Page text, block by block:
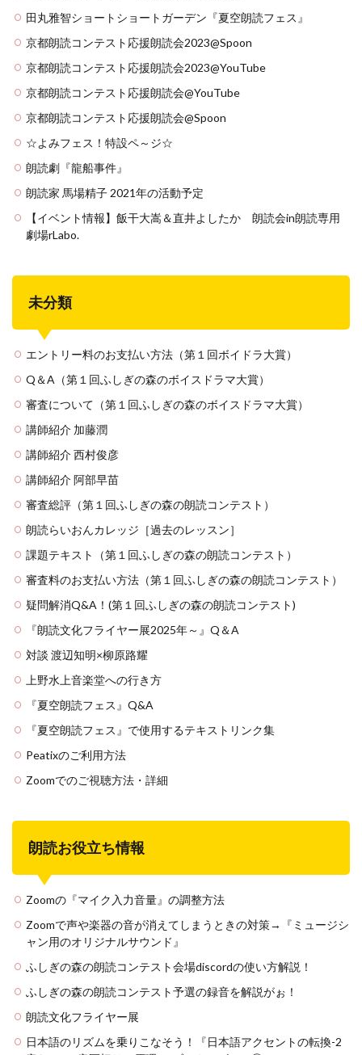
田丸雅智ショートショートガーデン『夏空朗読フェス』
京都朗読コンテスト応援朗読会2023@Spoon
京都朗読コンテスト応援朗読会2023@YouTube
京都朗読コンテスト応援朗読会@YouTube
京都朗読コンテスト応援朗読会@Spoon
☆よみフェス！特設ペ～ジ☆
朗読劇『龍船事件』
朗読家 馬場精子 2021年の活動予定
【イベント情報】飯干大嵩＆直井よしたか 朗読会in朗読専用
劇場rLabo.
未分類
エントリー料のお支払い方法（第１回ボイドラ大賞）
Q＆A（第１回ふしぎの森のボイスドラマ大賞）
審査について（第１回ふしぎの森のボイスドラマ大賞）
講師紹介 加藤潤
講師紹介 西村俊彦
講師紹介 阿部早苗
審査総評（第１回ふしぎの森の朗読コンテスト）
朗読らいおんカレッジ［過去のレッスン］
課題テキスト（第１回ふしぎの森の朗読コンテスト）
審査料のお支払い方法（第１回ふしぎの森の朗読コンテスト）
疑問解消Q&A！(第１回ふしぎの森の朗読コンテスト)
『朗読文化フライヤー展2025年～』Q＆A
対談 渡辺知明×柳原路耀
上野水上音楽堂への行き方
『夏空朗読フェス』Q&A
『夏空朗読フェス』で使用するテキストリンク集
Peatixのご利用方法
Zoomでのご視聴方法・詳細
朗読お役立ち情報
Zoomの『マイク入力音量』の調整方法
Zoomで声や楽器の音が消えてしまうときの対策→『ミュージシ
ャン用のオリジナルサウンド』
ふしぎの森の朗読コンテスト会場discordの使い方解説！
ふしぎの森の朗読コンテスト予選の録音を解説がぉ！
朗読文化フライヤー展
日本語のリズムを乗りこなそう！『日本語アクセントの転換-2